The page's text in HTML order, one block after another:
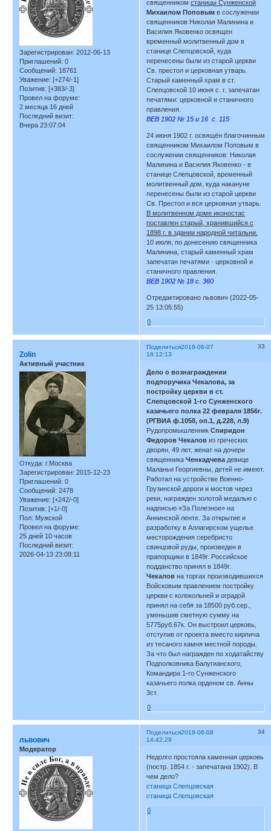
Зарегистрирован: 2012-06-13
Приглашений: 0
Сообщений: 18761
Уважение: [+274/-1]
Позитив: [+383/-3]
Провел на форуме:
2 месяца 16 дней
Последний визит:
Вчера 23:07:04
священникомстаницы Сунженской
Михаилом Поповым в сослужении
священников Николая Малинина и
Василия Яковенко освящен
временный молитвенный дом в
станице Слепцовской, куда
перенесены были из старой церкви
Св. престол и церковная утварь.
Старый каменный храм в ст.
Слепцовской 10 июня с. г. запечатан
печатями: церковной и станичного
правления.
ВЕВ 1902 № 15 и 16 с. 115
24 июня 1902 г. освящён благочинным
священником Михаилом Поповым в
сослужении священников: Николая
Малинина и Василия Яковенко - в
станице Слепцовской, временный
молитвенный дом, куда накануне
перенесены были из старой церкви
Св. Престол и вся церковная утварь.
В молитвенном доме иконостас
поставлен старый, хранившийся с
1898 г. в здании народной читальни.
10 июля, по донесению священника
Малинина, старый каменный храм
запечатан печатями - церковной и
станичного правления.
ВЕВ 1902 № 18 с. 360
Отредактировано львович (2022-05-
25 13:05:55)
0
Поделиться 33
2018-06-07
16:12:13
Zolin
Активный участник
Откуда: г.Москва
Зарегистрирован: 2015-12-23
Приглашений: 0
Сообщений: 2478
Уважение: [+242/-0]
Позитив: [+1/-0]
Пол: Мужской
Провел на форуме:
25 дней 10 часов
Последний визит:
2026-04-13 23:08:11
Дело о вознаграждении
подпоручика Чекалова, за
постройку церкви в ст.
Слепцовской 1-го Сунженского
казачьего полка 22 февраля 1856г.
(РГВИА ф.1058, оп.1, д.228, л.9)
РудопромышленникСпиридон
Федоров Чекаловиз греческих
дворян, 49 лет, женат на дочери
священникаЧенкадчева девице
Маланьи Георгиевны, детей не имеют.
Работал на устройстве Военно-
Грузинской дороги и мостов через
реки, награжден золотой медалью с
надписью «За Полезное» на
Аннинской ленте. За открытие и
разработку в Аллагирском ущелье
месторождения серебристо
свинцовой руды, произведен в
прапорщики в 1849г. Российское
подданство принял в 1849г.
Чекалов на торгах производившихся
Войсковым правлением постройку
церкви с колокольней и оградой
принял на себя за 18500 руб.сер.,
уменьшив сметную сумму на
5775руб.67к. Он выстроил церковь,
отступив от проекта вместо кирпича
из тесаного камня местной породы.
За что был награжден по ходатайству
Подполковника Балугианского,
Командира 1-го Сунженского
казачьего полка орденом св. Анны
3ст.
0
Поделиться 34
2018-06-08
14:42:29
львович
Модератор
Недолго простояла каменная церковь
(постр. 1854 г. - запечатана 1902). В
чем дело?
станица Слепцовская
станица Слепцовская
0